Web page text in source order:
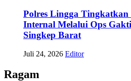
Polres Lingga Tingkatkan
Internal Melalui Ops
Singkep Barat
Juli 24, 2026 Editor
Ragam